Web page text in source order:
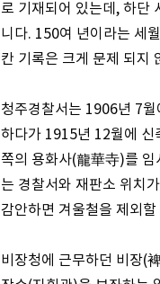
로 기재되어 있는데, 하단
니다. 150여 년이라는 세
칸 기록은 크게 문제 되지
청주경찰서는 1906년 7
하다가 1915년 12월에 신
쪽의 용화사(龍華寺)를 임
는 경찰서와 재판소 위치
감안하면 겨울철을 제외
비장청에 근무하던 비장(